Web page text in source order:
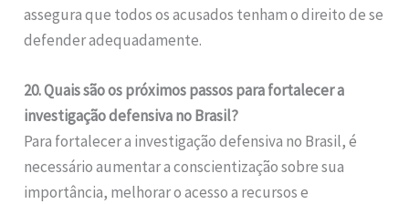
assegura que todos os acusados tenham o direito de se
defender adequadamente.
20. Quais são os próximos passos para fortalecer a
investigação defensiva no Brasil?
Para fortalecer a investigação defensiva no Brasil, é
necessário aumentar a conscientização sobre sua
importância, melhorar o acesso a recursos e